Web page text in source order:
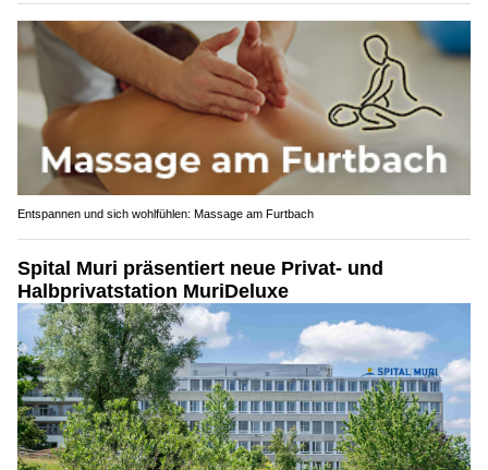
Entspannen und sich wohlfühlen: Massage am Furtbach
Spital Muri präsentiert neue Privat- und
Halbprivatstation MuriDeluxe